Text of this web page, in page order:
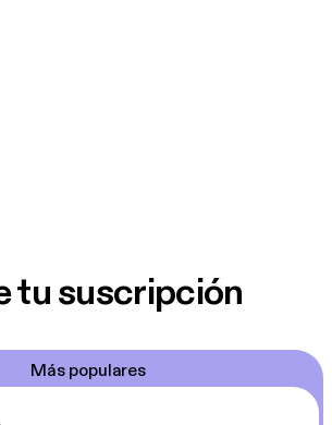
tu suscripción
Más populares